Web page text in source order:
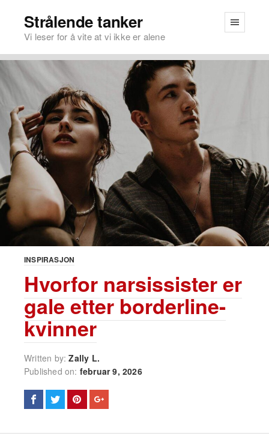
Strålende tanker
Vi leser for å vite at vi ikke er alene
INSPIRASJON
Hvorfor narsissister er
gale etter borderline-
kvinner
Written by:Zally L.
Published on: februar 9, 2026